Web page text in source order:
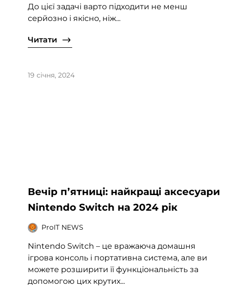
До цієї задачі варто підходити не менш
серйозно і якісно, ніж...
Читати
19 січня, 2024
Вечір пʼятниці: найкращі аксесуари
Nintendo Switch на 2024 рік
ProIT NEWS
Nintendo Switch – це вражаюча домашня
ігрова консоль і портативна система, але ви
можете розширити її функціональність за
допомогою цих крутих...